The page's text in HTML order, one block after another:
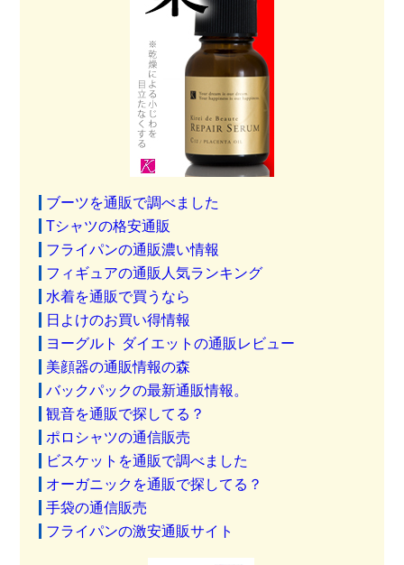
ブーツを通販で調べました
Tシャツの格安通販
フライパンの通販濃い情報
フィギュアの通販人気ランキング
水着を通販で買うなら
日よけのお買い得情報
ヨーグルト ダイエットの通販レビュー
美顔器の通販情報の森
バックパックの最新通販情報。
観音を通販で探してる？
ポロシャツの通信販売
ビスケットを通販で調べました
オーガニックを通販で探してる？
手袋の通信販売
フライパンの激安通販サイト